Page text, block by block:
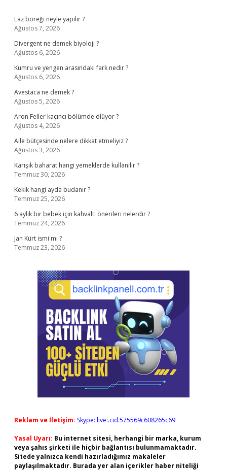
Laz böreği neyle yapılır ?
Ağustos 7, 2026
Divergent ne demek biyoloji ?
Ağustos 6, 2026
Kumru ve yengen arasındaki fark nedir ?
Ağustos 6, 2026
Avestaca ne demek ?
Ağustos 5, 2026
Aron Feller kaçıncı bölümde ölüyor ?
Ağustos 4, 2026
Aile bütçesinde nelere dikkat etmeliyiz ?
Ağustos 3, 2026
Karışık baharat hangi yemeklerde kullanılır ?
Temmuz 30, 2026
Kekik hangi ayda budanır ?
Temmuz 25, 2026
6 aylık bir bebek için kahvaltı önerileri nelerdir ?
Temmuz 24, 2026
Jan Kürt ismi mi ?
Temmuz 23, 2026
Reklam ve İletişim: Skype: live:.cid.575569c608265c69
Yasal Uyarı: Bu internet sitesi, herhangi bir marka, kurum
veya şahıs şirketi ile hiçbir bağlantısı bulunmamaktadır.
Sitede yalnızca kendi hazırladığımız makaleler
paylaşılmaktadır. Burada yer alan içerikler haber niteliği